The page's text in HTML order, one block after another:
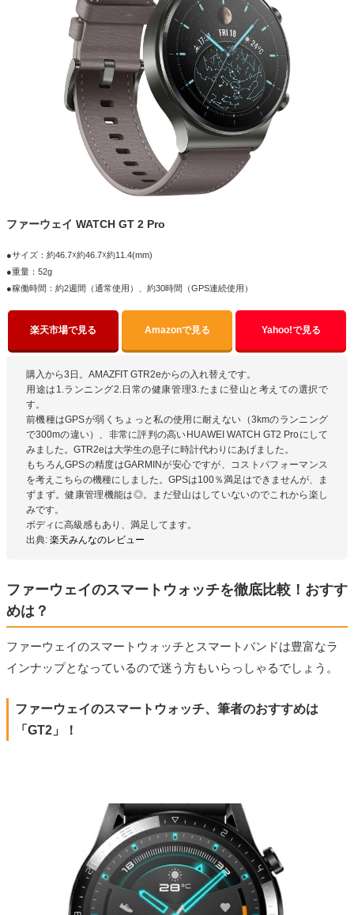
ファーウェイ WATCH GT 2 Pro
●サイズ：約46.7☓約46.7☓約11.4(mm)
●重量：52g
●稼働時間：約2週間（通常使用）、約30時間（GPS連続使用）
楽天市場で見る Amazonで見る Yahoo!で見る
購入から3日。AMAZFIT GTR2eからの入れ替えです。
用途は1.ランニング2.日常の健康管理3.たまに登山と考えての選択で
す。
前機種はGPSが弱くちょっと私の使用に耐えない（3kmのランニング
で300mの違い）、非常に評判の高いHUAWEI WATCH GT2 Proにして
みました。GTR2eは大学生の息子に時計代わりにあげました。
もちろんGPSの精度はGARMINが安心ですが、コストパフォーマンス
を考えこちらの機種にしました。GPSは100％満足はできませんが、ま
ずまず。健康管理機能は◎。まだ登山はしていないのでこれから楽し
みです。
ボディに高級感もあり、満足してます。
出典: 楽天みんなのレビュー
ファーウェイのスマートウォッチを徹底比較！おすす
めは？
ファーウェイのスマートウォッチとスマートバンドは豊富なラ
インナップとなっているので迷う方もいらっしゃるでしょう。
ファーウェイのスマートウォッチ、筆者のおすすめは
「GT2」！